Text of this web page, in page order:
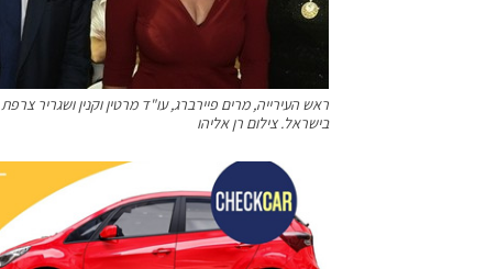
ראש העירייה, מרים פיירברג, עו"ד מרטין וקנין ושגריר צרפת
בישראל. צילום רן אליהו